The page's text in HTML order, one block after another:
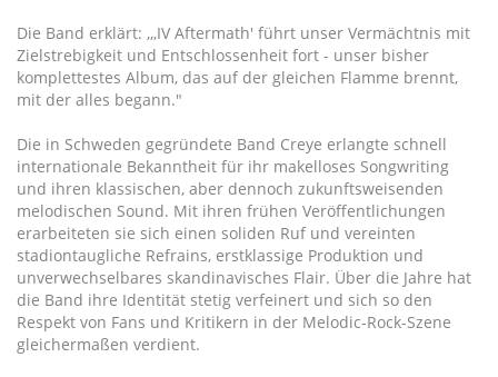
Die Band erklärt: ,,,IV Aftermath' führt unser Vermächtnis mit
Zielstrebigkeit und Entschlossenheit fort - unser bisher
komplettestes Album, das auf der gleichen Flamme brennt,
mit der alles begann."
Die in Schweden gegründete Band Creye erlangte schnell
internationale Bekanntheit für ihr makelloses Songwriting
und ihren klassischen, aber dennoch zukunftsweisenden
melodischen Sound. Mit ihren frühen Veröffentlichungen
erarbeiteten sie sich einen soliden Ruf und vereinten
stadiontaugliche Refrains, erstklassige Produktion und
unverwechselbares skandinavisches Flair. Über die Jahre hat
die Band ihre Identität stetig verfeinert und sich so den
Respekt von Fans und Kritikern in der Melodic-Rock-Szene
gleichermaßen verdient.